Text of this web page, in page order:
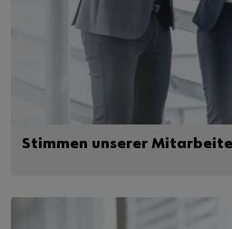
Stimmen unserer